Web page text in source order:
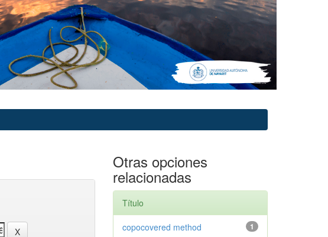
Otras opciones
relacionadas
Título
1
copocovered method